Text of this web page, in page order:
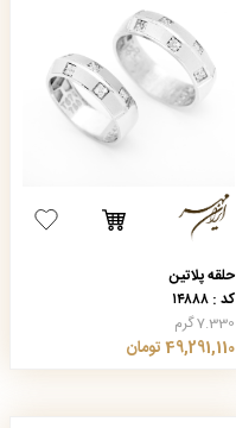
حلقه پلاتین
کد : ۱۴۸۸۸
7.330 گرم
49,291,110 تومان